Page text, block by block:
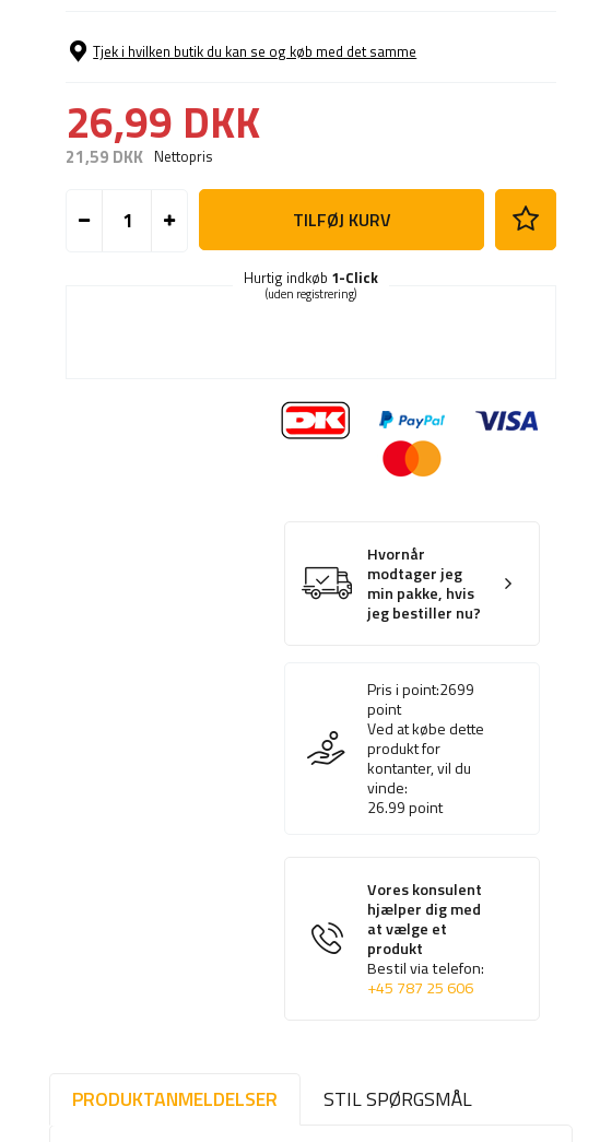
Tjek i hvilken butik du kan se og køb med det samme
26,99 DKK
21,59 DKK Nettopris
TILFØJ KURV
Hurtig indkøb 1-Click
(uden registrering)
Hvornår
modtager jeg
min pakke, hvis
jeg bestiller nu?
Pris i point:2699
point
Ved at købe dette
produkt for
kontanter, vil du
vinde:
26.99point
Vores konsulent
hjælper dig med
at vælge et
produkt
Bestil via telefon:
+45 787 25 606
PRODUKTANMELDELSER STIL SPØRGSMÅL